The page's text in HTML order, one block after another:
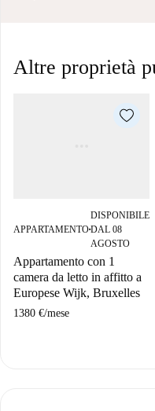
Altre proprietà
APPARTAMENTO■
DISPONIBILE
DAL 08
AGOSTO
Appartamento con 1
camera da letto in affitto a
Europese Wijk, Bruxelles
1380 €/mese